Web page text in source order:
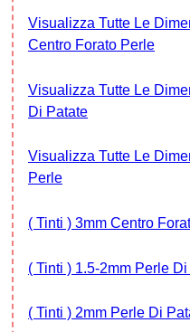
Visualizza Tutte Le Dimensioni ( Tinti ) 1.5-4mm
Centro Forato Perle
Visualizza Tutte Le Dimensioni ( Tinti ) 1.5-4mm Perle
Di Patate
Visualizza Tutte Le Dimensioni ( Tinti ) 1.5-4mm Riso
Perle
( Tinti ) 3mm Centro
( Tinti ) 1.5-2mm Perle
( Tinti ) 2mm Perle Di